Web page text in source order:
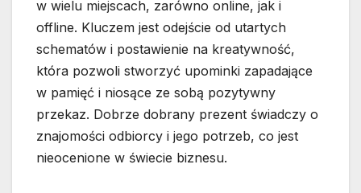
w wielu miejscach, zarówno online, jak i
offline. Kluczem jest odejście od utartych
schematów i postawienie na kreatywność,
która pozwoli stworzyć upominki zapadające
w pamięć i niosące ze sobą pozytywny
przekaz. Dobrze dobrany prezent świadczy o
znajomości odbiorcy i jego potrzeb, co jest
nieocenione w świecie biznesu.